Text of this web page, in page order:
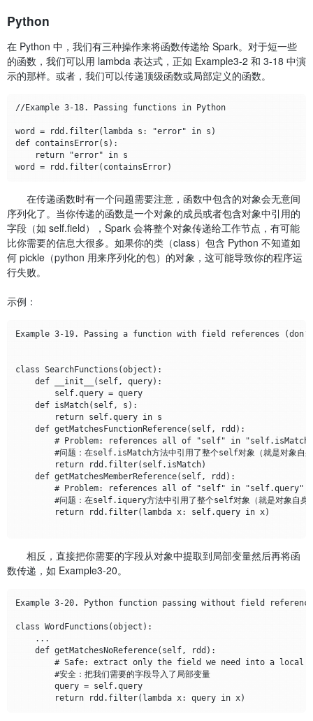
Python
在 Python 中，我们有三种操作来将函数传递给 Spark。对于短一些
的函数，我们可以用 lambda 表达式，正如 Example3-2 和 3-18 中演
示的那样。或者，我们可以传递顶级函数或局部定义的函数。
//Example 3-18. Passing functions in Python
word = rdd.filter(lambda s: "error" in s)
def containsError(s):
    return "error" in s
在传递函数时有一个问题需要注意，函数中包含的对象会无意间
序列化了。当你传递的函数是一个对象的成员或者包含对象中引用的
字段（如 self.field），Spark 会将整个对象传递给工作节点，有可能
比你需要的信息大很多。如果你的类（class）包含 Python 不知道如
何 pickle（python 用来序列化的包）的对象，这可能导致你的程序运
行失败。
示例：
Example 3-19. Passing a function with field references
class SearchFunctions(object):
    def __init__(self, query):
        self.query = query
    def isMatch(self, s):
        return self.query in s
    def getMatchesFunctionReference(self, rdd):
        # Problem: references all of "self" in "self.isMatch"
#问题：在self.isMatch方法中引用了整个self对象（就是对象自
        return rdd.filter(self.isMatch)
    def getMatchesMemberReference(self, rdd):
        # Problem: references all of "self" in "self.query"
#问题：在self.iquery方法中引用了整个self对象（就是对象自身
        return rdd.filter(lambda x: self.query in x)
相反，直接把你需要的字段从对象中提取到局部变量然后再将函
数传递，如 Example3-20。
Example 3-20. Python function passing without field
class WordFunctions(object):
    ...
    def getMatchesNoReference(self, rdd):
# Safe: extract only the field we need into a local
        #安全：把我们需要的字段导入了局部变量
        query = self.query